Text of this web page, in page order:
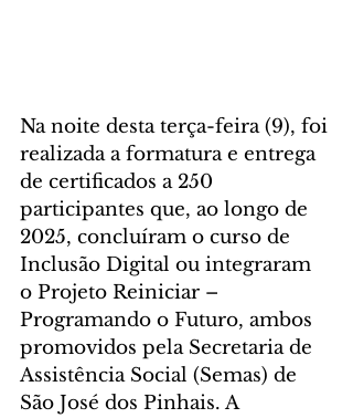
Na noite desta terça-feira (9), foi
realizada a formatura e entrega
de certificados a 250
participantes que, ao longo de
2025, concluíram o curso de
Inclusão Digital ou integraram
o Projeto Reiniciar –
Programando o Futuro, ambos
promovidos pela Secretaria de
Assistência Social (Semas) de
São José dos Pinhais. A